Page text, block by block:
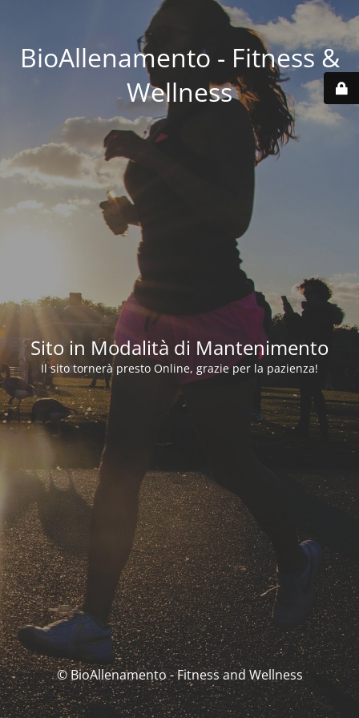
BioAllenamento - Fitness &
Wellness
Sito in Modalità di Mantenimento
Il sito tornerà presto Online, grazie per la pazienza!
© BioAllenamento - Fitness and Wellness